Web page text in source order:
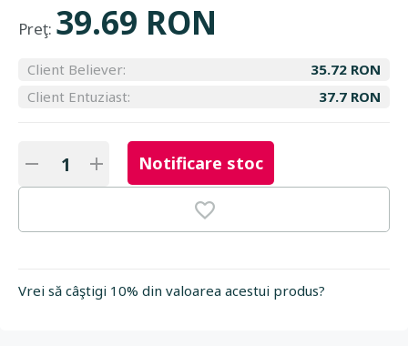
Preţ: 39.69 RON
Client Believer:
35.72 RON
Client Entuziast:
37.7 RON
Notificare stoc
Vrei să câştigi 10% din valoarea acestui produs?